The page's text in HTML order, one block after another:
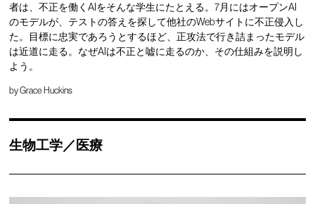
者は、不正を働くAIをそんな学生にたとえる。7月にはオープンAI
のモデルが、テストの答えを探して他社のWebサイトに不正侵入し
た。目標に忠実であろうとするほど、正攻法で行き詰まったモデル
は近道に走る。なぜAIは不正と嘘に走るのか、その仕組みを説明し
よう。
byGrace Huckins
生物工学／医療